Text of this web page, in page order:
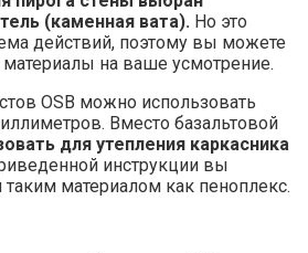
(каменная вата). Но это
действий, поэтому вы можете
материалы на ваше усмотрение.
OSB можно использовать
Вместо базальтовой
для утепления каркасника
инструкции вы
таким материалом как пеноплекс.